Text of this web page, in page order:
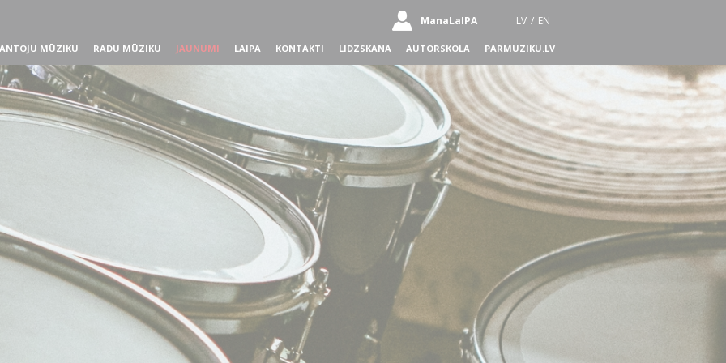
ManaLaIPA LV / EN
MŪZIKU RADU MŪZIKU JAUNUMI LAIPA KONTAKTI LIDZSKANA AUTORSKOLA PARMUZIKU.LV